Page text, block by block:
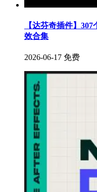
【达芬奇插件】
效合集
2026-06-17 免费